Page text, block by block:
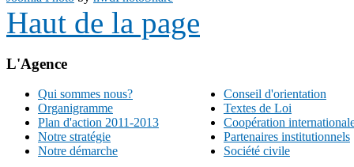
Haut de la page
L'Agence
Qui sommes nous?
Organigramme
Plan d'action 2011-2013
Notre stratégie
Notre démarche
Conseil d'orientation
Textes de Loi
Coopération
Partenaires institutionnels
Société civile